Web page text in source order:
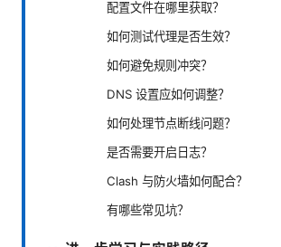
配置文件在哪里获取？
如何测试代理是否生效？
如何避免规则冲突？
DNS 设置应如何调整？
如何处理节点断线问题？
是否需要开启日志？
Clash 与防火墙如何配合？
有哪些常见坑？